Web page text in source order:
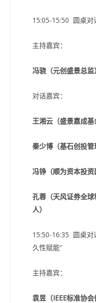
15:05-15:50 圆桌对
主持嘉宾：
冯骁（元创盛景总监）
对话嘉宾：
王湘云（盛景嘉成基
秦少博（基石创投管
冯铮（顺为资本投资
孔蓉（天风证券全
人）
15:50-16:35 圆桌对
久性赋能”
主持嘉宾：
袁昱（IEEE标准协会